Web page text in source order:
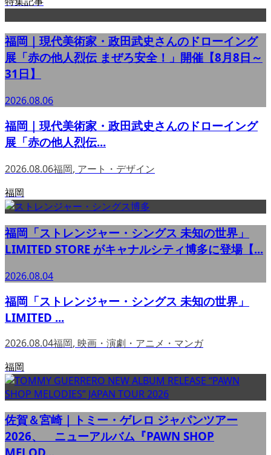
福岡｜現代美術家・政田武史さんのドローイング
展「赤の他人烈伝 まぜろ安全！」開催【8月8日～
31日】
2026.08.06
福岡｜現代美術家・政田武史さんのドローイング
展「赤の他人烈伝...
2026.08.06福岡, アート・デザイン
福岡
福岡「ストレンジャー・シングス 未知の世界」
LIMITED STORE がキャナルシティ博多に登場【...
2026.08.04
福岡「ストレンジャー・シングス 未知の世界」
LIMITED ...
2026.08.04福岡, 映画・演劇・アニメ・マンガ
福岡
佐賀＆宮崎｜トミー・ゲレロ ジャパンツアー
2026、 ニューアルバム『PAWN SHOP